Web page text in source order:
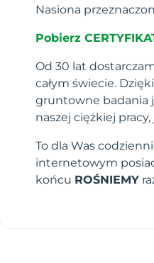
Nasiona
Pobierz
Od 30 lat
całym świecie.
gruntowne badania
naszej ciężkiej
To dla Was
internetowym
końcu ROŚNIEMY